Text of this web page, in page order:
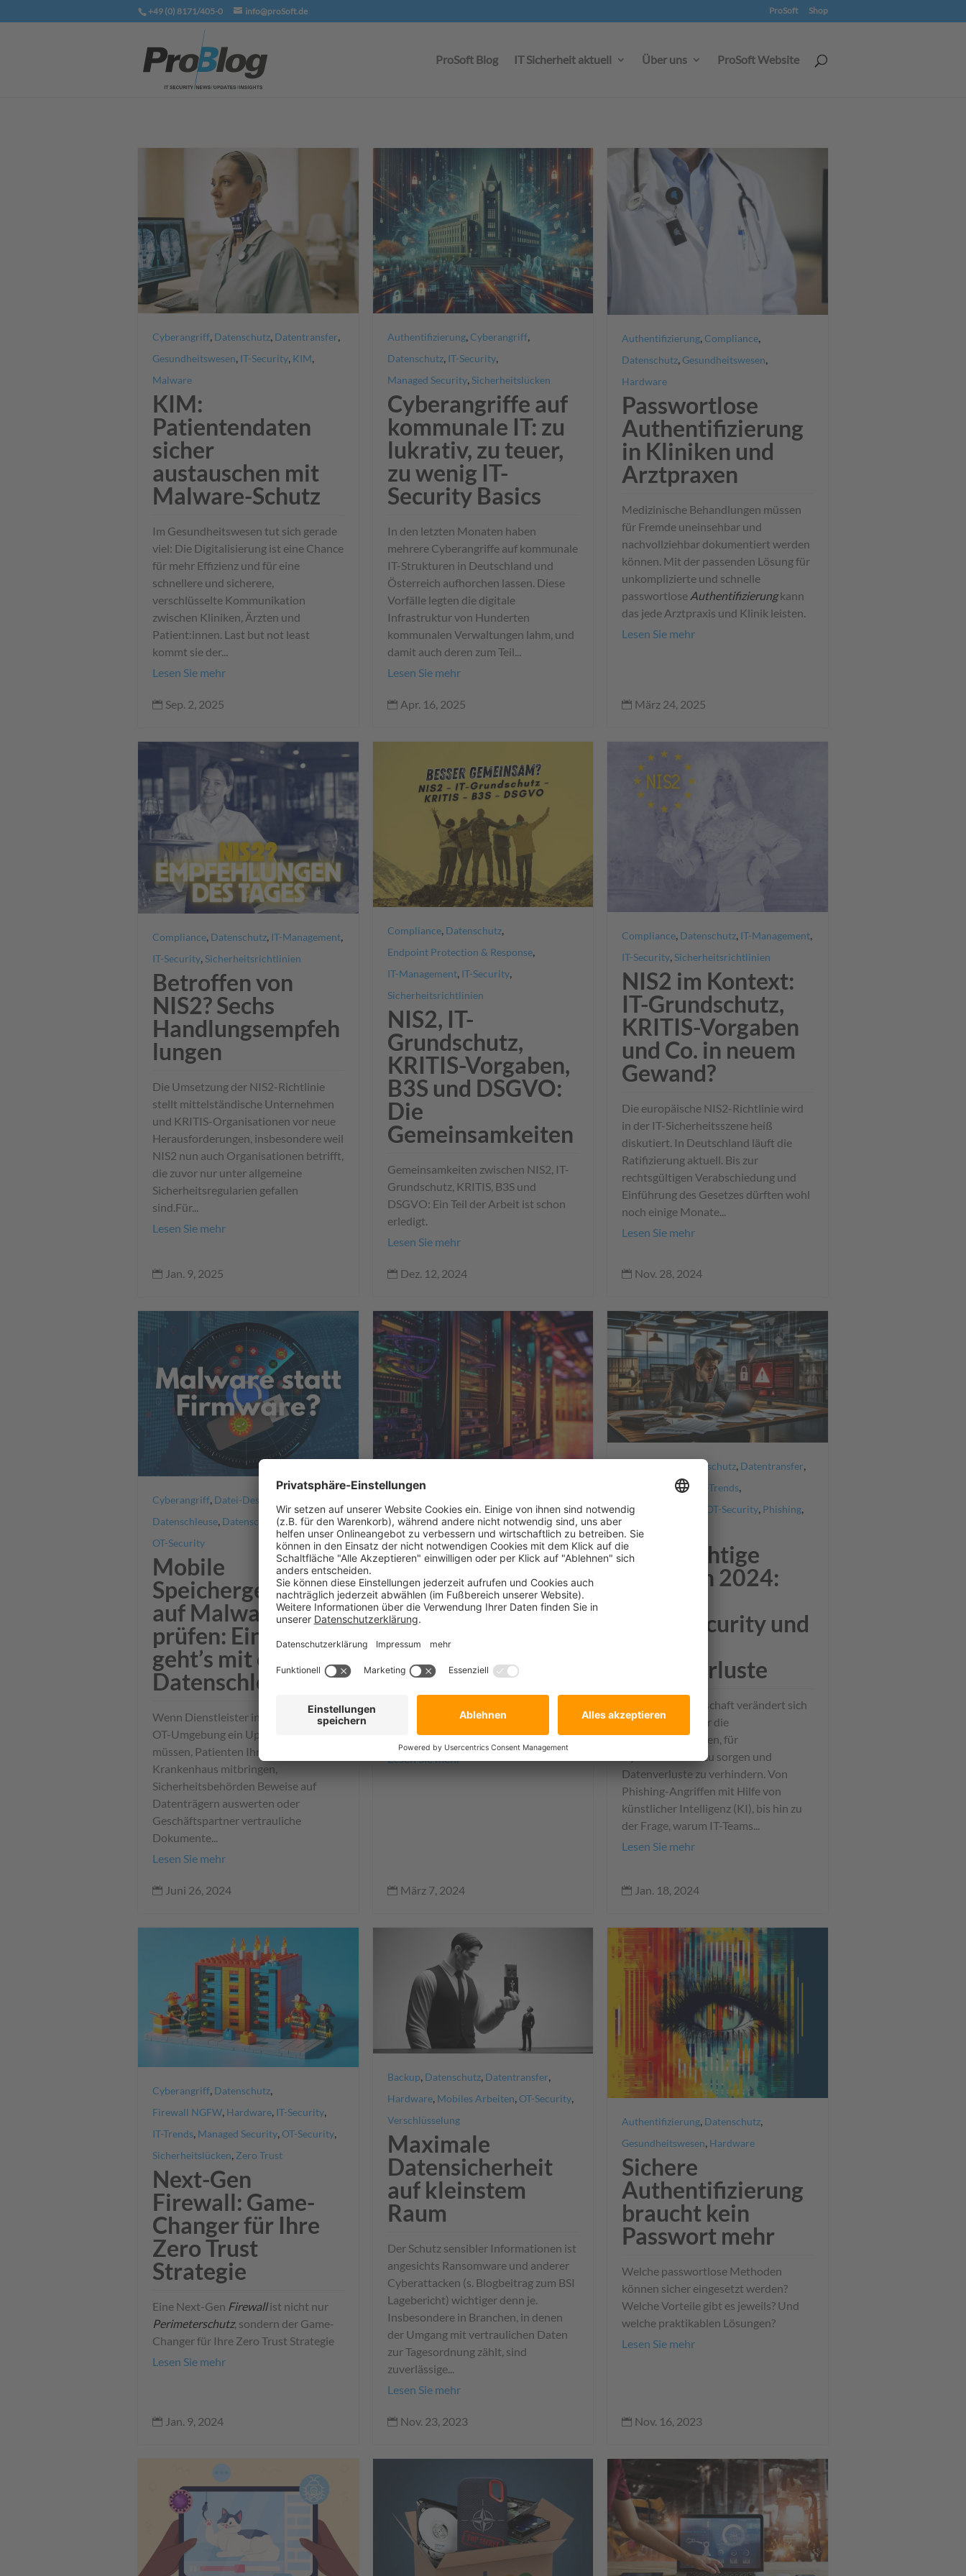
+49 (0) 8171/405-0 info@proSoft.de ProSoft Shop
ProSoft Blog IT Sicherheit aktuell Über uns ProSoft Website
Cyberangriff, Datenschutz, Datentransfer,
Gesundheitswesen, IT-Security, KIM,
Malware
KIM:
Patientendaten
sicher
austauschen mit
Malware-Schutz
Im Gesundheitswesen tut sich gerade
viel: Die Digitalisierung ist eine Chance
für mehr Effizienz und für eine
schnellere und sicherere,
verschlüsselte Kommunikation
zwischen Kliniken, Ärzten und
Patient:innen. Last but not least
kommt sie der...
Lesen Sie mehr
 Sep. 2, 2025
Authentifizierung, Cyberangriff,
Datenschutz, IT-Security,
Managed Security, Sicherheitslücken
Cyberangriffe auf
kommunale IT: zu
lukrativ, zu teuer,
zu wenig IT-
Security Basics
In den letzten Monaten haben
mehrere Cyberangriffe auf kommunale
IT-Strukturen in Deutschland und
Österreich aufhorchen lassen. Diese
Vorfälle legten die digitale
Infrastruktur von Hunderten
kommunalen Verwaltungen lahm, und
damit auch deren zum Teil...
Lesen Sie mehr
 Apr. 16, 2025
Authentifizierung Compliance
Datenschutz Gesundheitswesen
Hardware
Passwortlose
Authentifizierung
in Kliniken und
Arztpraxen
Medizinische Behandlungen müssen
für Fremde uneinsehbar und
nachvollziehbar dokumentiert werden
können. Mit der passenden Lösung für
unkomplizierte und schnelle
passwortlose Authentifizierungkann
das jede Arztpraxis und Klinik leisten.
Lesen Sie mehr
 März 24, 2025
Compliance, Datenschutz, IT-Management,
IT-Security, Sicherheitsrichtlinien
Betroffen von
NIS2? Sechs
Handlungsempfeh
lungen
Die Umsetzung der NIS2-Richtlinie
stellt mittelständische Unternehmen
und KRITIS-Organisationen vor neue
Herausforderungen, insbesondere weil
NIS2 nun auch Organisationen betrifft,
die zuvor nur unter allgemeine
Sicherheitsregularien gefallen
sind.Für...
Lesen Sie mehr
 Jan. 9, 2025
Compliance, Datenschutz,
Endpoint Protection & Response,
IT-Management, IT-Security,
Sicherheitsrichtlinien
NIS2, IT-
Grundschutz,
KRITIS-Vorgaben,
B3S und DSGVO:
Die
Gemeinsamkeiten
Gemeinsamkeiten zwischen NIS2, IT-
Grundschutz, KRITIS, B3S und
DSGVO: Ein Teil der Arbeit ist schon
erledigt.
Lesen Sie mehr
 Dez. 12, 2024
Compliance Datenschutz IT-Management
IT-Security Sicherheitsrichtlinien
NIS2 im Kontext:
IT-Grundschutz,
KRITIS-Vorgaben
und Co. in neuem
Gewand?
Die europäische NIS2-Richtlinie wird
in der IT-Sicherheitsszene heiß
diskutiert. In Deutschland läuft die
Ratifizierung aktuell. Bis zur
rechtsgültigen Verabschiedung und
Einführung des Gesetzes dürften wohl
noch einige Monate...
Lesen Sie mehr
 Nov. 28, 2024
Cyberangriff, Datei-Desinfektion
Datenschleuse, Datenschutz,Malware,
OT-Security
Mobile
Speichergeräte
auf Malware
prüfen: Einfacher
geht’s mit einer
Datenschleuse
Wenn Dienstleister in einer air-gapped
OT-Umgebung ein Update installieren
müssen, Patienten Ihre MRT-Bilder ins
Krankenhaus mitbringen,
Sicherheitsbehörden Beweise auf
Datenträgern auswerten oder
Geschäftspartner vertrauliche
Dokumente...
Lesen Sie mehr
 Juni 26, 2024
Cyberangriff,Datenschutz,
Firewall NGFW,IT-Security,OT-Security
Fortinet Firewall:
Die Top 4
FortiGate Vorteile
Vorteile ausführlicher schildern –
nachdem wir im Blog-Beitrag Next-
welche Lösungen zu dieser Strategie
passen, und...
Lesen Sie mehr
 März 7, 2024
Datenschutz, Datentransfer,
IT-Security IT-Trends,
Managed Security OT-Security, Phishing,
Schwachstellen
Fünf wichtige
Trends in 2024:
Cybersecurity und
Datenverluste
Die digitale Landschaft verändert sich
rasant, und mit ihr die
Herausforderungen, für
Cybersicherheit zu sorgen und
Datenverluste zu verhindern. Von
Phishing-Angriffen mit Hilfe von
künstlicher Intelligenz (KI), bis hin zu
der Frage, warum IT-Teams...
Lesen Sie mehr
 Jan. 18, 2024
Cyberangriff, Datenschutz,
Firewall NGFW, Hardware, IT-Security,
IT-Trends, Managed Security, OT-Security,
Sicherheitslücken, Zero Trust
Next-Gen
Firewall: Game-
Changer für Ihre
Zero Trust
Strategie
Eine Next-Gen Firewallist nicht nur
Perimeterschutz, sondern der Game-
Changer für Ihre Zero Trust Strategie
Lesen Sie mehr
 Jan. 9, 2024
Backup, Datenschutz, Datentransfer,
Hardware, Mobiles Arbeiten, OT-Security,
Verschlüsselung
Maximale
Datensicherheit
auf kleinstem
Raum
Der Schutz sensibler Informationen ist
angesichts Ransomware und anderer
Cyberattacken (s. Blogbeitrag zum BSI
Lagebericht) wichtiger denn je.
Insbesondere in Branchen, in denen
der Umgang mit vertraulichen Daten
zur Tagesordnung zählt, sind
zuverlässige...
Lesen Sie mehr
 Nov. 23, 2023
Authentifizierung Datenschutz
Gesundheitswesen Hardware
Sichere
Authentifizierung
braucht kein
Passwort mehr
Welche passwortlose Methoden
können sicher eingesetzt werden?
Welche Vorteile gibt es jeweils? Und
welche praktikablen Lösungen?
Lesen Sie mehr
 Nov. 16, 2023